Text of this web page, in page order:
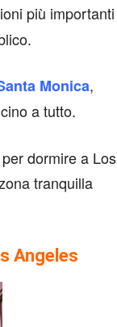
più importanti
Monica,
a tutto.
dormire a Los
tranquilla
Angeles